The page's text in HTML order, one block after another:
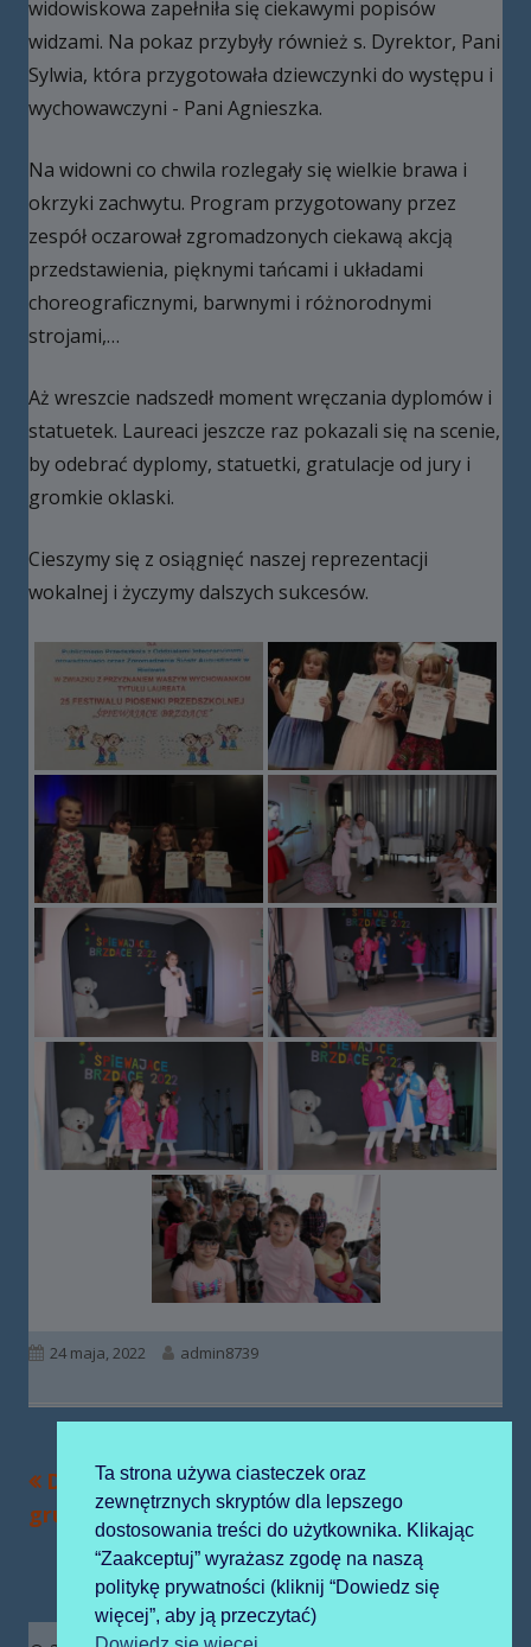
widowiskowa zapełniła się ciekawymi popisów
widzami. Na pokaz przybyły również s. Dyrektor, Pani
Sylwia, która przygotowała dziewczynki do występu i
wychowawczyni - Pani Agnieszka.
Na widowni co chwila rozlegały się wielkie brawa i
okrzyki zachwytu. Program przygotowany przez
zespół oczarował zgromadzonych ciekawą akcją
przedstawienia, pięknymi tańcami i układami
choreograficznymi, barwnymi i różnorodnymi
strojami,…
Aż wreszcie nadszedł moment wręczania dyplomów i
statuetek. Laureaci jeszcze raz pokazali się na scenie,
by odebrać dyplomy, statuetki, gratulacje od jury i
gromkie oklaski.
Cieszymy się z osiągnięć naszej reprezentacji
wokalnej i życzymy dalszych sukcesów.
Opublikowano
24 maja, 2022 Autor
admin8739
Nawigacja
wpisu
Poprzedni
artykół
Dzień Rodziny w
grupie „Żabek”
Następny
artykół:
Dzień Rodziny
świętują „Pszczółki”
Ta strona używa ciasteczek oraz
zewnętrznych skryptów dla lepszego
dostosowania treści do użytkownika. Klikając
“Zaakceptuj” wyrażasz zgodę na naszą
politykę prywatności (kliknij “Dowiedz się
więcej”, aby ją przeczytać)